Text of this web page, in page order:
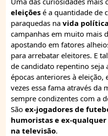
eleições é a quantidade de
paraquedas na vida política
campanhas em muito mais
apostando em fatores
para arrebatar eleitores. E
de candidato repentino seja
épocas anteriores à
vezes essa fama através da
sempre condizentes com a
São ex-jogadores de
humoristas e ex-
na televisão.